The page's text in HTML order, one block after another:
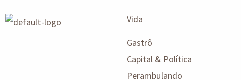
Vida
Gastrô
Capital & Política
Perambulando